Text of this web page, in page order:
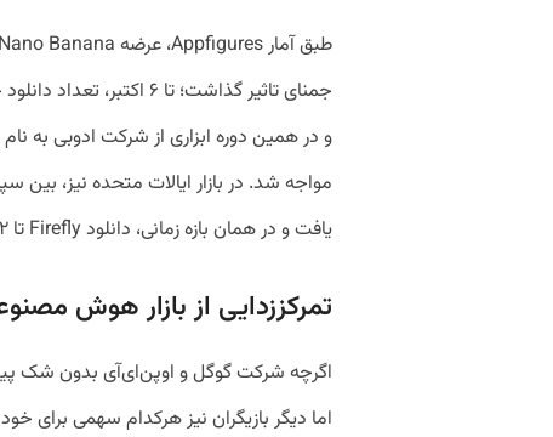
یافت و در همان بازه زمانی، دانلود Firefly تا ۸۲ درصد سقوط کرد.
تمرکززدایی از بازار هوش
اگرچه شرکت گوگل و اوپن‌ای‌آی بدون شک
اما دیگر بازیگران نیز هرکدام سهمی برای